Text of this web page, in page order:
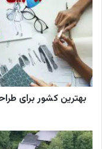
خ
د
ر
ا
و
ا
ن